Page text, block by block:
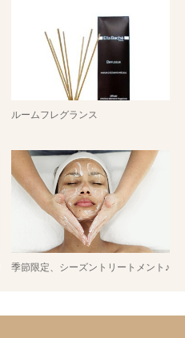
ルームフレグランス
季節限定、シーズントリートメント♪